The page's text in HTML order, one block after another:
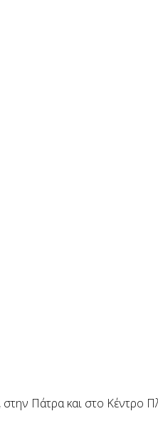
Πάτρα και στο